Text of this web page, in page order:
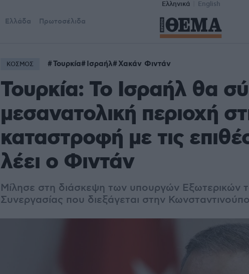
Ελληνικά English
Ελλάδα Πρωτοσέλιδα
ΚΟΣΜΟΣ Τουρκία Ισραήλ Χακάν Φιντάν
Τουρκία: Το Ισραήλ θα
μεσανατολική περιοχή
καταστροφή με τις
λέει ο Φιντάν
Μίλησε στη διάσκεψη των υπουργών Εξωτερικών
Συνεργασίας που διεξάγεται στην